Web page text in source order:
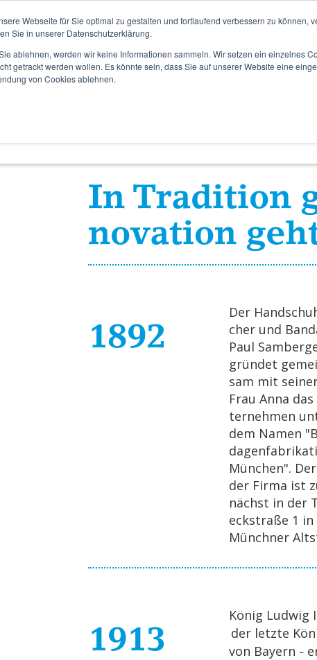
Webseite für Sie optimal zu gestalten und fortlaufend verbessern zu können,
Sie in unserer Datenschutzerklärung.
ablehnen, werden wir keine Informationen sammeln. Wir setzen ein einzelnes
getrackt werden wollen. Es könnte sein, dass Sie auf unserer Website eine
von Cookies ablehnen.
TERMINBUCHUNG UNSERE STANDORTE
In Tra­di­ti­on
no­va­ti­on
1892
Der
cher und
Paul
grün­det
sam mit
Frau Anna
ter­neh­men
dem Namen
Mün­chen".
der Firma ist
nächst in der
eck­stra­ße 1 in
Münch­ner
1913
König Lud­wig
der letz­te
von Bay­ern –